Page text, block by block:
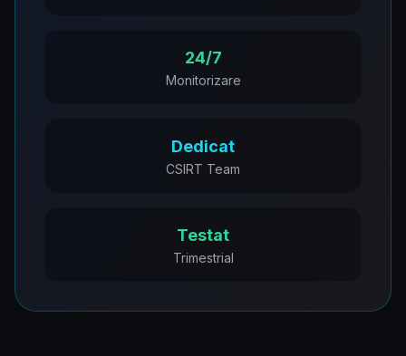
24/7
Monitorizare
Dedicat
CSIRT Team
Testat
Trimestrial